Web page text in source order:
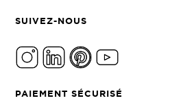
SUIVEZ-NOUS
PAIEMENT SÉCURISÉ